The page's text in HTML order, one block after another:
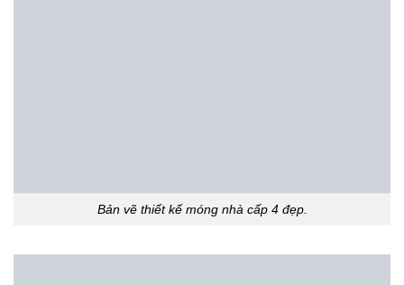
Bản vẽ thiết kế móng nhà cấp 4 đẹp.